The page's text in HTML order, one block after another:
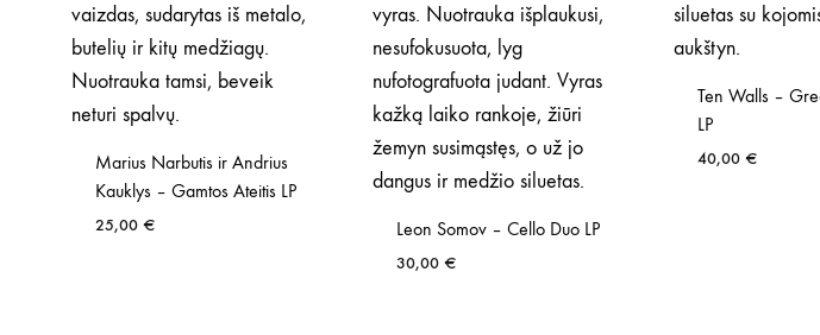
Marius Narbutis ir Andrius
Kauklys – Gamtos Ateitis LP
25,00 € Leon Somov – Cello Duo LP
30,00 €
Ten Walls –
LP
40,00 €